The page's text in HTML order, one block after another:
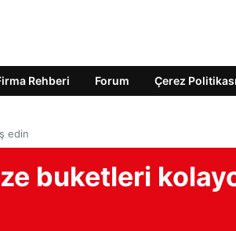
Rehberi Forum Çerez Politikası
edin
buketleri